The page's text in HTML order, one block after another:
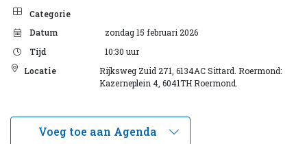
Categorie
Datum
zondag 15 februari 2026
Tijd
10:30 uur
Locatie
Rijksweg Zuid 271, 6134AC Sittard. Roermond:
Kazerneplein 4, 6041TH Roermond.